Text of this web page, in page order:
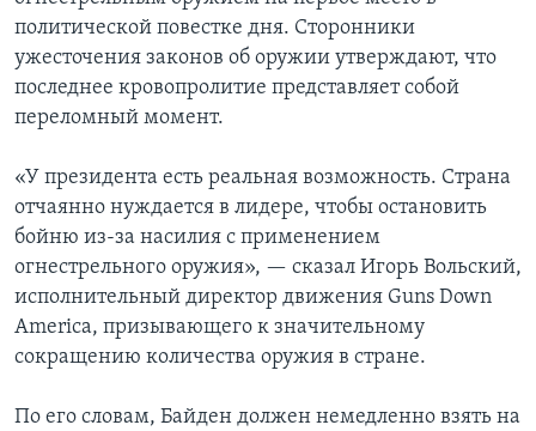
политической повестке дня. Сторонники
ужесточения законов об оружии утверждают, что
последнее кровопролитие представляет собой
переломный момент.
«У президента есть реальная возможность. Страна
отчаянно нуждается в лидере, чтобы остановить
бойню из-за насилия с применением
огнестрельного оружия», — сказал Игорь Вольский,
исполнительный директор движения Guns Down
America, призывающего к значительному
сокращению количества оружия в стране.
По его словам, Байден должен немедленно взять на